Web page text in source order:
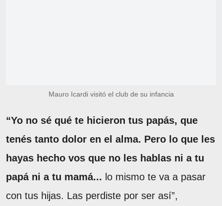
Mauro Icardi visitó el club de su infancia
“Yo no sé qué te hicieron tus papás, que
tenés tanto dolor en el alma. Pero lo que les
hayas hecho vos que no les hablas ni a tu
papá ni a tu mamá... lo mismo te va a pasar
con tus hijas. Las perdiste por ser así”,